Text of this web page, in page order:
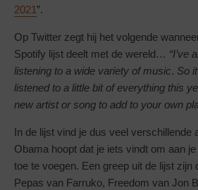
2021”.
Op Twitter zegt hij het volgende
Spotify lijst deelt met de wereld… “I’ve
listening to a wide variety of music. So
listened to a little bit of everything this
new artist or song to add to your own
In de lijst vind je dus veel verschillende
Obama hoopt dat je iets vindt om aan
toe te voegen. Een greep uit de lijst zijn
Pepas van Farruko, Freedom van Jon